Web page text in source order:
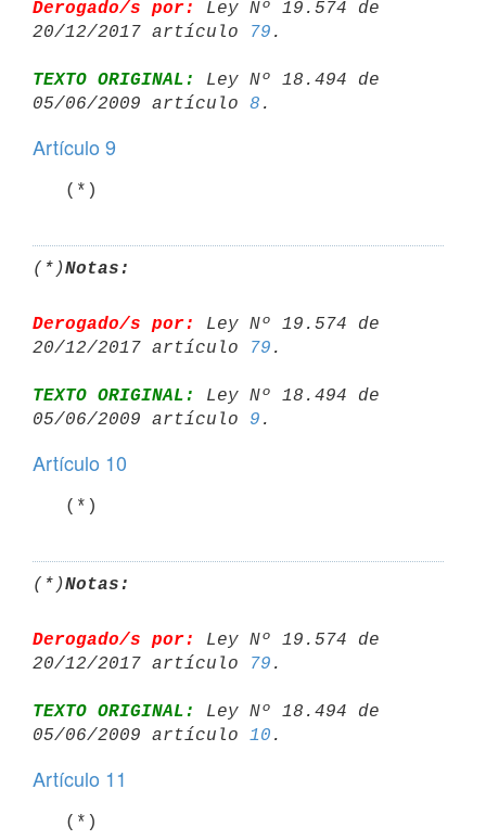
Derogado/s por:
Ley Nº 19.574 de
20/12/2017 artículo
79
TEXTO ORIGINAL:
Ley Nº 18.494 de
05/06/2009 artículo 8
Artículo 9
   (*)
(*)Notas:
Derogado/s por:
Ley Nº 19.574 de
20/12/2017 artículo
79
TEXTO ORIGINAL:
Ley Nº 18.494 de
05/06/2009 artículo 9
Artículo 10
   (*)
(*)Notas:
Derogado/s por:
Ley Nº 19.574 de
20/12/2017 artículo
79
TEXTO ORIGINAL:
Ley Nº 18.494 de
05/06/2009 artículo 10
Artículo 11
   (*)